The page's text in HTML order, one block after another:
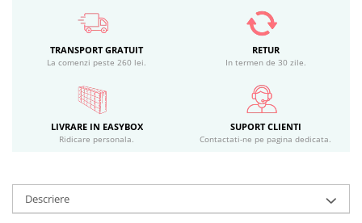
TRANSPORT GRATUIT
La comenzi peste 260 lei.
RETUR
In termen de 30 zile.
LIVRARE IN EASYBOX
Ridicare personala.
SUPORT CLIENTI
Contactati-ne pe pagina dedicata.
Descriere